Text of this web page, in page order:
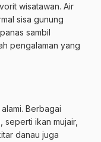
wisatawan. Air
sisa gunung
sambil
pengalaman yang
Berbagai
seperti ikan mujair,
danau juga